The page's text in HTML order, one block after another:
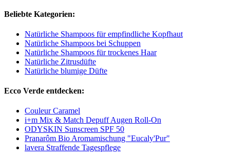
Beliebte Kategorien:
Natürliche Shampoos für empfindliche Kopfhaut
Natürliche Shampoos bei Schuppen
Natürliche Shampoos für trockenes Haar
Natürliche Zitrusdüfte
Natürliche blumige Düfte
Ecco Verde entdecken:
Couleur Caramel
i+m Mix & Match Depuff Augen Roll-On
ODYSKIN Sunscreen SPF 50
Pranarôm Bio Aromamischung "Eucaly'Pur"
lavera Straffende Tagespflege